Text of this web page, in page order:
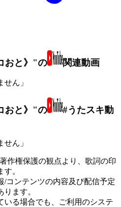
おと》"の 関連動画
せん」
おと》"の
#うたスキ動
せん」
作権保護の観点より、歌詞の印
。
/コンテンツの内容及び配信予定
ます。
いる場合でも、ご利用のシステ